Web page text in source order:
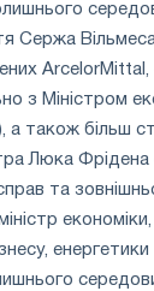
Сержа
ArcelorMittal, є
з Міністром
також більш
Люка Фрідена
та